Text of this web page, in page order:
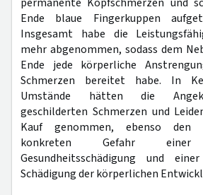
Ende blaue Fingerkuppen
Insgesamt habe die
mehr abgenommen, sodass dem
Ende jede körperliche
Schmerzen bereitet habe. In
Umstände hätten die
geschilderten Schmerzen und
Kauf genommen, ebenso
konkreten Gefahr einer
Gesundheitsschädigung und
Schädigung der körperlichen